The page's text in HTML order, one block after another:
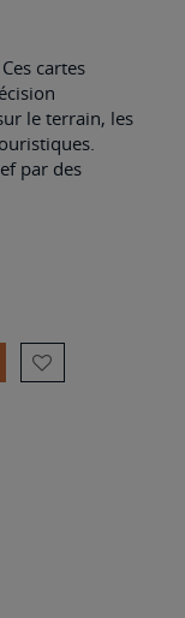
cartes
le terrain, les
par des
AJOUTER